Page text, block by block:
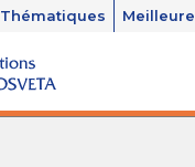
Thématiques